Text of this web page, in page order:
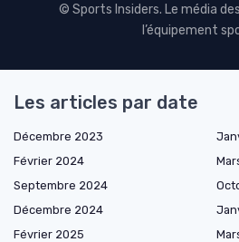
© Sports Insiders. Le média
l’équipement
Les articles par date
Décembre 2023
Février 2024
Septembre 2024
Décembre 2024
Février 2025